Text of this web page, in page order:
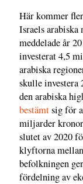
Här kommer
Israels arabiska
meddelade år
investerat 4,5
arabiska
skulle
den arabiska
bestämtsig för
miljarder
slutet av 2020
klyftorna
befolkningen
fördelning av